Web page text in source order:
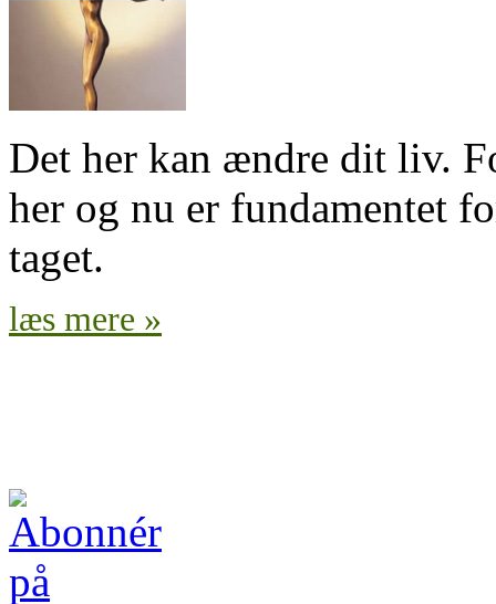
Det her kan ændre dit liv.
her og nu er fundamentet
taget.
læs mere »